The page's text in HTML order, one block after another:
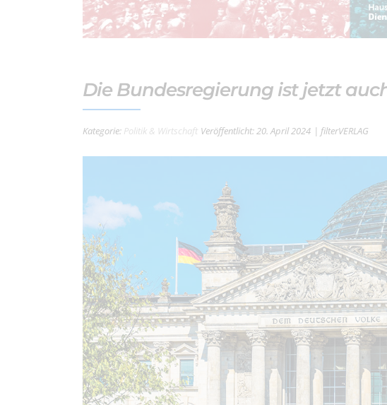
Die Bundesregierung ist jetzt
Kategorie: Politik & Wirtschaft Veröffentlicht: 20. April 2024 | filterVERLAG